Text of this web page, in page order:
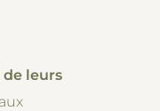
leurs